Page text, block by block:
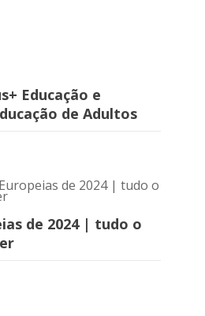
Educação e
de Adultos
de 2024 | tudo o